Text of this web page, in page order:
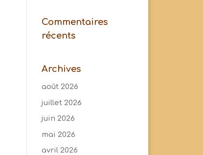
Commentaires
récents
Archives
août 2026
juillet 2026
juin 2026
mai 2026
avril 2026